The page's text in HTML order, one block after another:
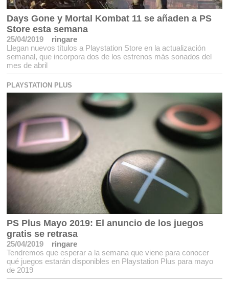
Days Gone y Mortal Kombat 11 se añaden a PS
Store esta semana
25/04/2019
ringare
Llegan nuevos títulos a Playstation Store en la actualización
semanal, que incorpora dos de los estrenos más sonados del
mes de abril
PLAYSTATION PLUS
PS Plus Mayo 2019: El anuncio de los juegos
gratis se retrasa
25/04/2019
ringare
Tendremos que esperar a la semana que viene para conocer
qué juegos estarán disponibles en Playstation Plus para mayo
de 2019